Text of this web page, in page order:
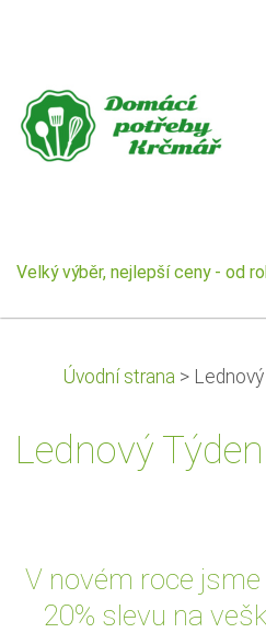
Velký výběr, nejlepší ceny - od
Úvodní strana >
Lednový
V novém roce
20% slevu na